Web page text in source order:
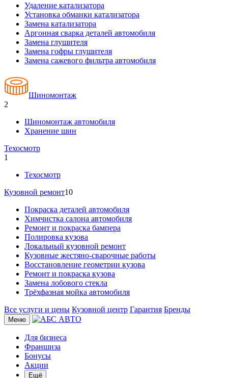
Удаление катализатора
Установка обманки катализатора
Замена катализатора
Аргонная сварка деталей автомобиля
Замена глушителя
Замена гофры глушителя
Замена сажевого фильтра автомобиля
Шиномонтаж
2
Шиномонтаж автомобиля
Хранение шин
Техосмотр
1
Техосмотр
Кузовной ремонт10
Покраска деталей автомобиля
Химчистка салона автомобиля
Ремонт и покраска бампера
Полировка кузова
Локальный кузовной ремонт
Кузовные жестяно-сварочные работы
Восстановление геометрии кузова
Ремонт и покраска кузова
Замена лобового стекла
Трёхфазная мойка автомобиля
Все услуги и цены Кузовной центр Гарантия Бренды
Меню
Для бизнеса
Франшиза
Бонусы
Акции
Ещё